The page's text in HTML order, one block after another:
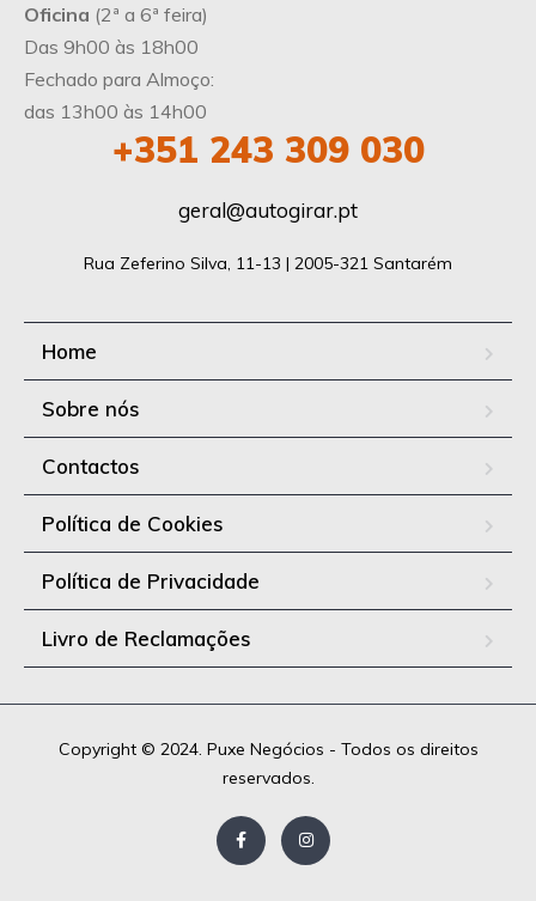
Oficina (2ª a 6ª feira)
Das 9h00 às 18h00
Fechado para Almoço:
das 13h00 às 14h00
+351 243 309 030
geral@autogirar.pt
Rua Zeferino Silva, 11-13 | 2005-321 Santarém
Home
Sobre nós
Contactos
Política de Cookies
Política de Privacidade
Livro de Reclamações
Copyright © 2024. Puxe Negócios - Todos os direitos
reservados.